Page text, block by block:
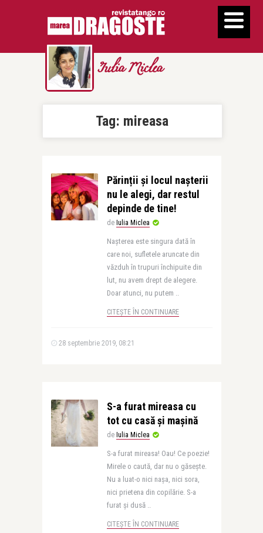
Iulia Miclea
Tag: mireasa
Părinții și locul nașterii
nu le alegi, dar restul
depinde de tine!
de Iulia Miclea
Nașterea este singura dată în
care noi, sufletele aruncate din
văzduh în trupuri închipuite din
lut, nu avem drept de alegere.
Doar atunci, nu putem ..
CITEȘTE ÎN CONTINUARE
28 septembrie 2019, 08:21
S-a furat mireasa cu
tot cu casă și mașină
de Iulia Miclea
S-a furat mireasa! Oau! Ce poezie!
Mirele o caută, dar nu o găsește.
Nu a luat-o nici nașa, nici sora,
nici prietena din copilărie. S-a
furat și dusă ..
CITEȘTE ÎN CONTINUARE